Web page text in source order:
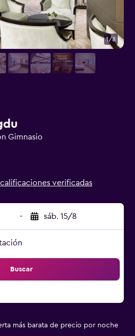
Gimnasio
verificadas
- sáb. 15/8
Buscar
más barata de precio por noche
1/8